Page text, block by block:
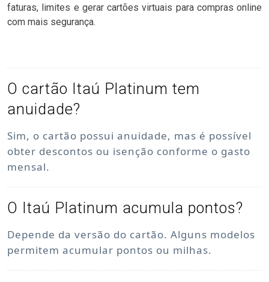
faturas, limites e gerar cartões virtuais para compras online
com mais segurança.
O cartão Itaú Platinum tem
anuidade?
Sim, o cartão possui anuidade, mas é possível
obter descontos ou isenção conforme o gasto
mensal.
O Itaú Platinum acumula pontos?
Depende da versão do cartão. Alguns modelos
permitem acumular pontos ou milhas.